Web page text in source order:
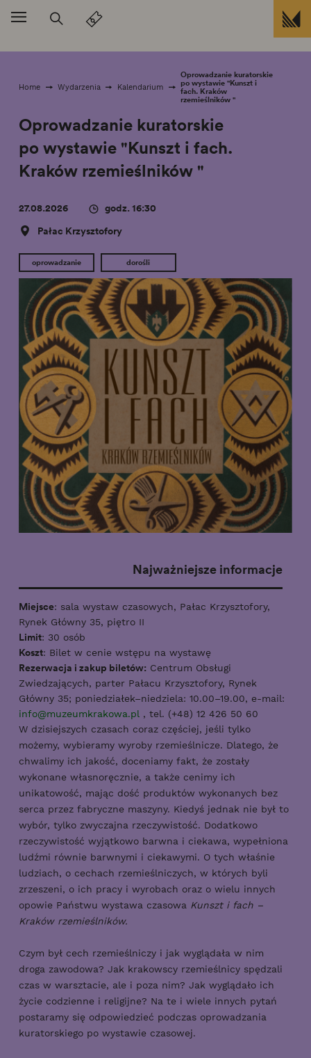
Przejdź do treści
Home Wydarzenia Kalendarium
Oprowadzanie kuratorskie
po wystawie "Kunszt i
fach. Kraków
rzemieślników "
Oprowadzanie kuratorskie
po wystawie "Kunszt i fach.
Kraków rzemieślników "
27.08.2026
godz. 16:30
Pałac Krzysztofory
oprowadzanie dorośli
Najważniejsze informacje
Miejsce: sala wystaw czasowych, Pałac Krzysztofory,
Rynek Główny 35, piętro II
Limit: 30 osób
Koszt: Bilet w cenie wstępu na wystawę
Rezerwacja i zakup biletów: Centrum Obsługi
Zwiedzających, parter Pałacu Krzysztofory, Rynek
Główny 35; poniedziałek–niedziela: 10.00–19.00, e-mail:
info@muzeumkrakowa.pl , tel. (+48) 12 426 50 60
W dzisiejszych czasach coraz częściej, jeśli tylko
możemy, wybieramy wyroby rzemieślnicze. Dlatego, że
chwalimy ich jakość, doceniamy fakt, że zostały
wykonane własnoręcznie, a także cenimy ich
unikatowość, mając dość produktów wykonanych bez
serca przez fabryczne maszyny. Kiedyś jednak nie był to
wybór, tylko zwyczajna rzeczywistość. Dodatkowo
rzeczywistość wyjątkowo barwna i ciekawa, wypełniona
ludźmi równie barwnymi i ciekawymi. O tych właśnie
ludziach, o cechach rzemieślniczych, w których byli
zrzeszeni, o ich pracy i wyrobach oraz o wielu innych
opowie Państwu wystawa czasowa Kunszt i fach –
Kraków rzemieślników.
Czym był cech rzemieślniczy i jak wyglądała w nim
droga zawodowa? Jak krakowscy rzemieślnicy spędzali
czas w warsztacie, ale i poza nim? Jak wyglądało ich
życie codzienne i religijne? Na te i wiele innych pytań
postaramy się odpowiedzieć podczas oprowadzania
kuratorskiego po wystawie czasowej.